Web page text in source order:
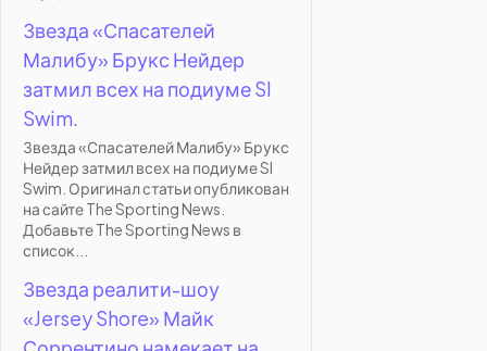
Звезда «Спасателей
Малибу» Брукс Нейдер
затмил всех на подиуме SI
Swim.
Звезда «Спасателей Малибу» Брукс
Нейдер затмил всех на подиуме SI
Swim. Оригинал статьи опубликован
на сайте The Sporting News.
Добавьте The Sporting News в
список...
Звезда реалити-шоу
«Jersey Shore» Майк